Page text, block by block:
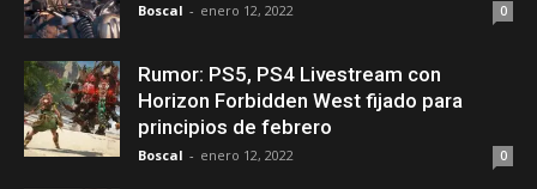
Boscal - enero 12, 2022 0
Rumor: PS5, PS4 Livestream con
Horizon Forbidden West fijado para
principios de febrero
Boscal - enero 12, 2022 0